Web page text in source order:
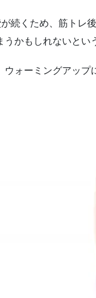
続くため、筋トレ
かもしれないとい
ォーミングアッ